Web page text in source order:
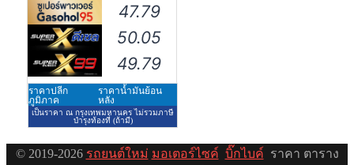
© 2019-2026 รถยนต์ใหม่ มอเตอร์ไซค์ บิ๊กไบค์ ราคา ตาราง